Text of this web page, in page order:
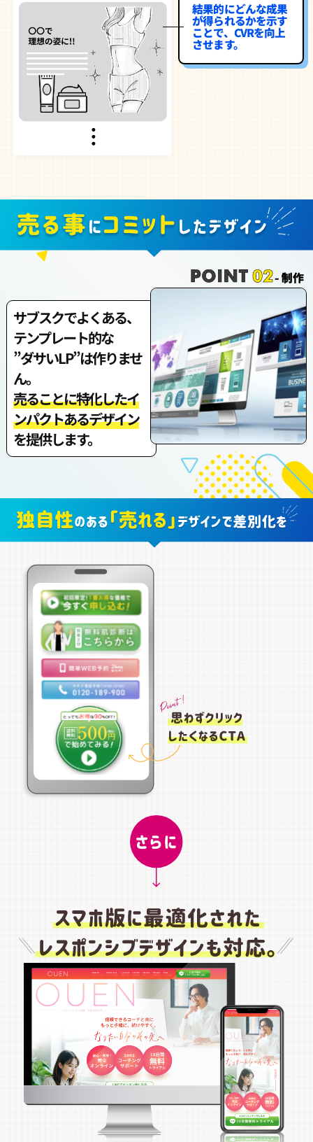
結果的にどんな成果
が得られるかを示す
ことで、CVRを向上
させます。
サブスクでよくある、
テンプレート的な
”ダサいLP”は作りませ
ん。
売ることに特化したイ
ンパクトあるデザイン
を提供します。